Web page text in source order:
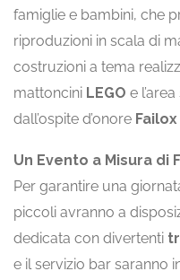
famiglie e bambini, che
riproduzioni in scala di
costruzioni a tema
mattoncini LEGO e
dall’ospite d’onore
Un Evento a Misura di
Per garantire una
piccoli avranno a
dedicata con divertenti
e il servizio bar saranno